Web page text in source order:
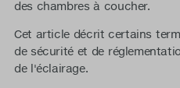
des chambres à coucher.
Cet article décrit certains
de sécurité et de
de l'éclairage.